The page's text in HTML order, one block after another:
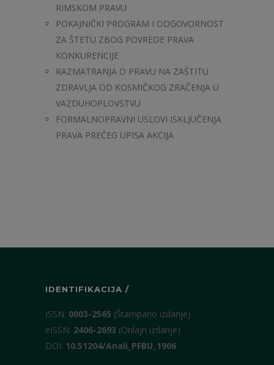
RIMSKOM PRAVU
POKAJNIČKI PROGRAM I ODGOVORNOST
ZA ŠTETU ZBOG POVREDE PRAVA
KONKURENCIJE
RAZMATRANJA O PRAVU NA ZAŠTITU
ZDRAVLJA OD KOSMIČKOG ZRAČENJA U
VAZDUHOPLOVSTVU
FORMALNOPRAVNI USLOVI ISKLJUČENJA
PRAVA PREČEG UPISA AKCIJA
IDENTIFIKACIJA /
ISSN: 0003-2565 (Štampano izdanje)
eISSN: 2406-2693 (Onlajn izdanje)
DOI: 10.51204/Anali_PFBU_1906